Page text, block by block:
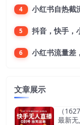
4 小红书自热截
5
6 小红书流量差
文章展示
（
最新